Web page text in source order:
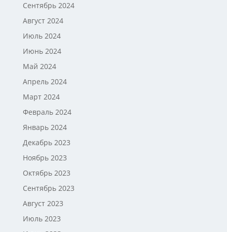
Сентябрь 2024
Август 2024
Июль 2024
Июнь 2024
Май 2024
Апрель 2024
Март 2024
Февраль 2024
Январь 2024
Декабрь 2023
Ноябрь 2023
Октябрь 2023
Сентябрь 2023
Август 2023
Июль 2023